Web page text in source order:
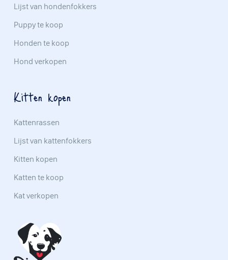
Lijst van hondenfokkers
Puppy te koop
Honden te koop
Hond verkopen
Kitten kopen
Kattenrassen
Lijst van kattenfokkers
Kitten kopen
Katten te koop
Kat verkopen